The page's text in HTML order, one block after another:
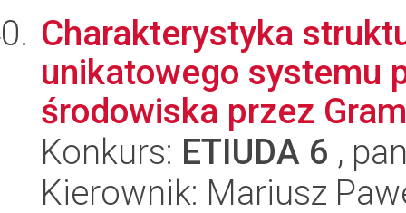
Charakterystyka
unikatowego systemu
środowiska przez
Konkurs: ETIUDA 6 ,
Kierownik: Mariusz